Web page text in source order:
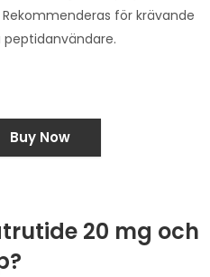
för krävande
Buy Now
20 mg och